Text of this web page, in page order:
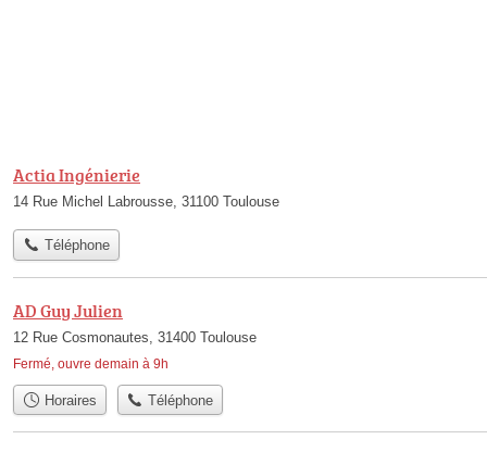
Actia Ingénierie
14 Rue Michel Labrousse, 31100 Toulouse
Téléphone
AD Guy Julien
12 Rue Cosmonautes, 31400 Toulouse
Fermé, ouvre demain à 9h
Horaires Téléphone